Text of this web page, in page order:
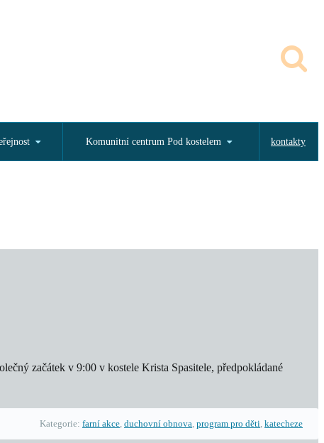
Komunitní centrum Pod kostelem kontakty
začátek v 9:00 v kostele Krista Spasitele, předpokládané
Kategorie: farní akce, duchovní obnova, program pro děti, katecheze